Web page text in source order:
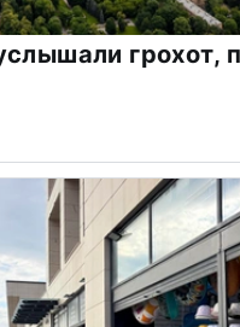
грохот,